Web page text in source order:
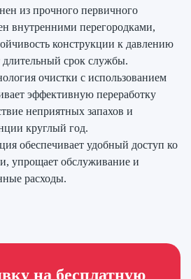
из прочного первичного
внутренними перегородками,
конструкции к давлению
длительный срок службы.
очистки с использованием
эффективную переработку
неприятных запахов и
круглый год.
обеспечивает удобный доступ ко
упрощает обслуживание и
расходы.
на бесплатную